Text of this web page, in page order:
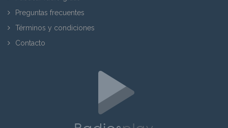
Preguntas frecuentes
Términos y condiciones
Contacto